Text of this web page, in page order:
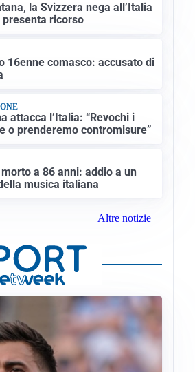
la Svizzera nega all’Italia
ricorso
16enne comasco: accusato di
attacca l’Italia: “Revochi i
o prenderemo contromisure”
a 86 anni: addio a un
musica italiana
Altre notizie